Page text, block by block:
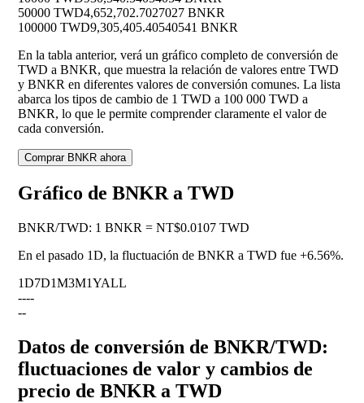
50000 TWD4,652,702.7027027 BNKR
100000 TWD9,305,405.40540541 BNKR
En la tabla anterior, verá un gráfico completo de conversión de
TWD a BNKR, que muestra la relación de valores entre TWD
y BNKR en diferentes valores de conversión comunes. La lista
abarca los tipos de cambio de 1 TWD a 100 000 TWD a
BNKR, lo que le permite comprender claramente el valor de
cada conversión.
Comprar BNKR ahora
Gráfico de BNKR a TWD
BNKR/TWD: 1 BNKR = NT$0.0107 TWD
En el pasado 1D, la fluctuación de BNKR a TWD fue +6.56%.
1D7D1M3M1YALL
----
--
Datos de conversión de BNKR/TWD:
fluctuaciones de valor y cambios de
precio de BNKR a TWD